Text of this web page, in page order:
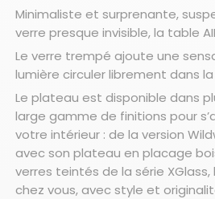
Minimaliste et surprenante,
verre presque invisible, la table
Le verre trempé ajoute une
lumière circuler librement dans
Le plateau est disponible dans
large gamme de finitions pour
votre intérieur : de la version
avec son plateau en placage
verres teintés de la série
chez vous, avec style et